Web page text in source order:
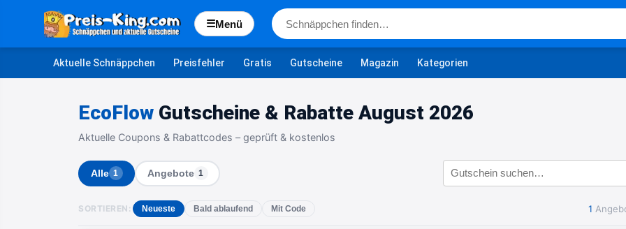
☰Menü
Aktuelle Schnäppchen Preisfehler Gratis Gutscheine Magazin Kategorien
EcoFlow Gutscheine & Rabatte August 2026
Aktuelle Coupons & Rabattcodes – geprüft & kostenlos
Alle 1 Angebote 1
SORTIEREN: Neueste Bald ablaufend Mit Code 1